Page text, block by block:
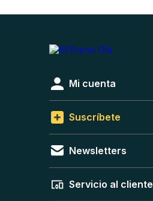
Mi cuenta
Suscríbete
Newsletters
Servicio al cliente